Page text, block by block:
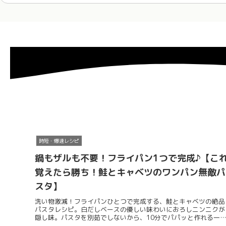
時短・爆速レシピ
鍋もザルも不要！フライパン1つで完成♪【こ
覚えたら勝ち！鮭とキャベツのワンパン無敵パ
スタ】
洗い物激減！フライパンひとつで完成する、鮭とキャベツの絶品
パスタレシピ。白だしベースの優しい味わいにおろしニンニクが
隠し味。パスタを別茹でしないから、10分でパパッと作れる一人